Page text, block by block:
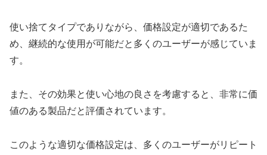
使い捨てタイプでありながら、価格設定が適切であるた
め、継続的な使用が可能だと多くのユーザーが感じていま
す。
また、その効果と使い心地の良さを考慮すると、非常に価
値のある製品だと評価されています。
このような適切な価格設定は、多くのユーザーがリピート